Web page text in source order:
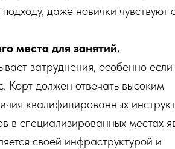
даже новички чувствуют
места для занятий.
затруднения, особенно
Корт должен отвечать высоким
квалифицированных
в специализированных местах
своей инфраструктурой и